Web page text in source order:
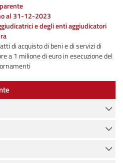
al 31-12-2023
e degli enti aggiudicatori
di acquisto di beni e di servizi di
a 1 milione di euro in esecuzione del